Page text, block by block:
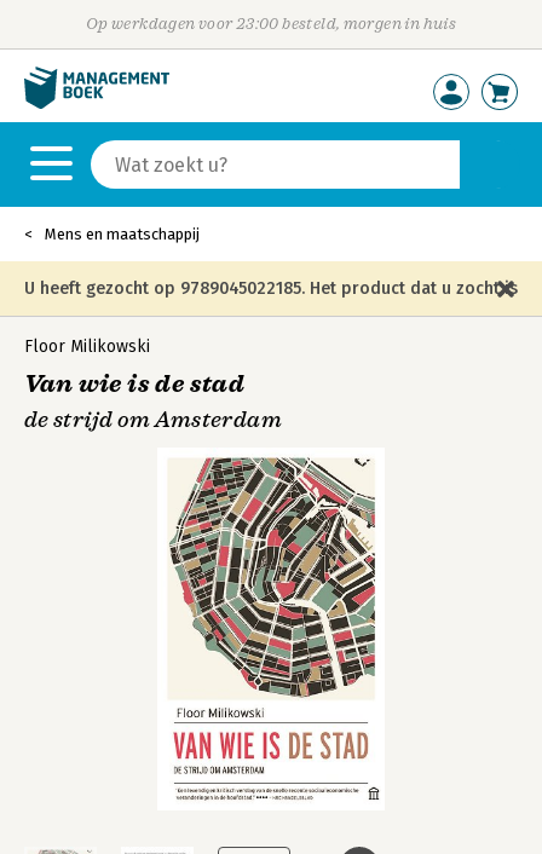
Op werkdagen voor 23:00 besteld, morgen in huis
Mens en maatschappij
U heeft gezocht op 9789045022185. Het product dat u zocht is
niet meer in die editie leverbaar en is vervangen door de
onderstaande editie.
Floor Milikowski
Van wie is de stad
de strijd om Amsterdam